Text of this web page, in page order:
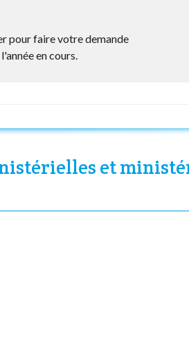
pour faire votre demande
en cours.
et